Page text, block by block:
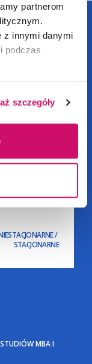
partnerom
z innymi danymi
podczas
szczegóły
/
STACJONARNE
MBA I